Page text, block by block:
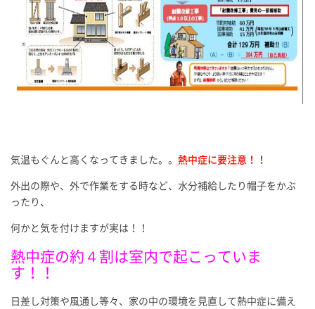
気温もぐんと高くなってきました。。 熱中症に要注意！！
外出の際や、外で作業をする時など、水分補給したり帽子をかぶ
ったり、
何かと気を付けますが実は！！
熱中症の約４割は室内で起こっていま
す！！
日差し対策や風通し等々、家の中の環境を見直して熱中症に備え